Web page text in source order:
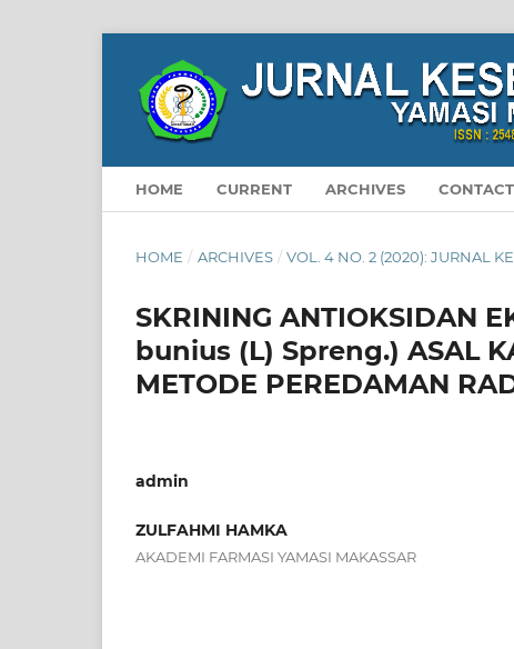
HOME CURRENT ARCHIVES CONTACT
HOME / ARCHIVES / VOL. 4 NO. 2 (2020): JURNAL
SKRINING ANTIOKSIDAN
bunius (L) Spreng.) ASAL
METODE PEREDAMAN
admin
ZULFAHMI HAMKA
AKADEMI FARMASI YAMASI MAKASSAR